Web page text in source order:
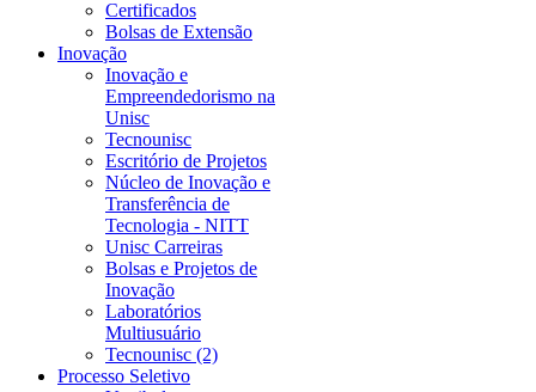
Certificados
Bolsas de Extensão
Inovação
Inovação e
Empreendedorismo na
Unisc
Tecnounisc
Escritório de Projetos
Núcleo de Inovação e
Transferência de
Tecnologia - NITT
Unisc Carreiras
Bolsas e Projetos de
Inovação
Laboratórios
Multiusuário
Tecnounisc (2)
Processo Seletivo